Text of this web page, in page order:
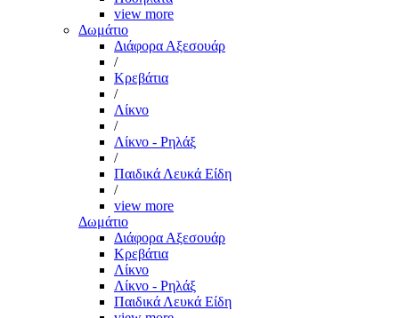
view more
Δωμάτιο
Διάφορα Αξεσουάρ
/
Κρεβάτια
/
Λίκνο
/
Λίκνο - Ρηλάξ
/
Παιδικά Λευκά Είδη
/
view more
Δωμάτιο
Διάφορα Αξεσουάρ
Κρεβάτια
Λίκνο
Λίκνο - Ρηλάξ
Παιδικά Λευκά Είδη